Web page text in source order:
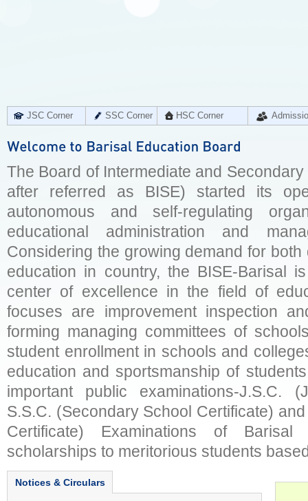
JSC Corner SSC Corner HSC Corner
The Board of Intermediate and
after referred as BISE) started its
autonomous and self-regulating
educational administration and
Considering the growing demand for
education in country, the BISE-Barisal
center of excellence in the field of
focuses are improvement inspection
forming managing committees of
student enrollment in schools and
education and sportsmanship of
important public examinations-J.S.C.
S.S.C. (Secondary School Certificate)
Certificate) Examinations of
scholarships to meritorious students
Notices & Circulars